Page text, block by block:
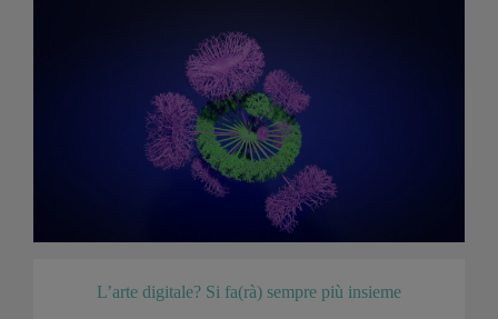
L’arte digitale? Si fa(rà) sempre più insieme